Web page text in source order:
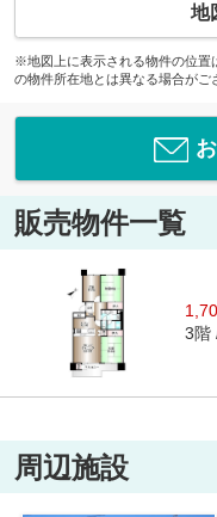
地
※地図上に表示される物件の位置
の物件所在地とは異なる場合がご
販売物件一覧
3階
周辺施設